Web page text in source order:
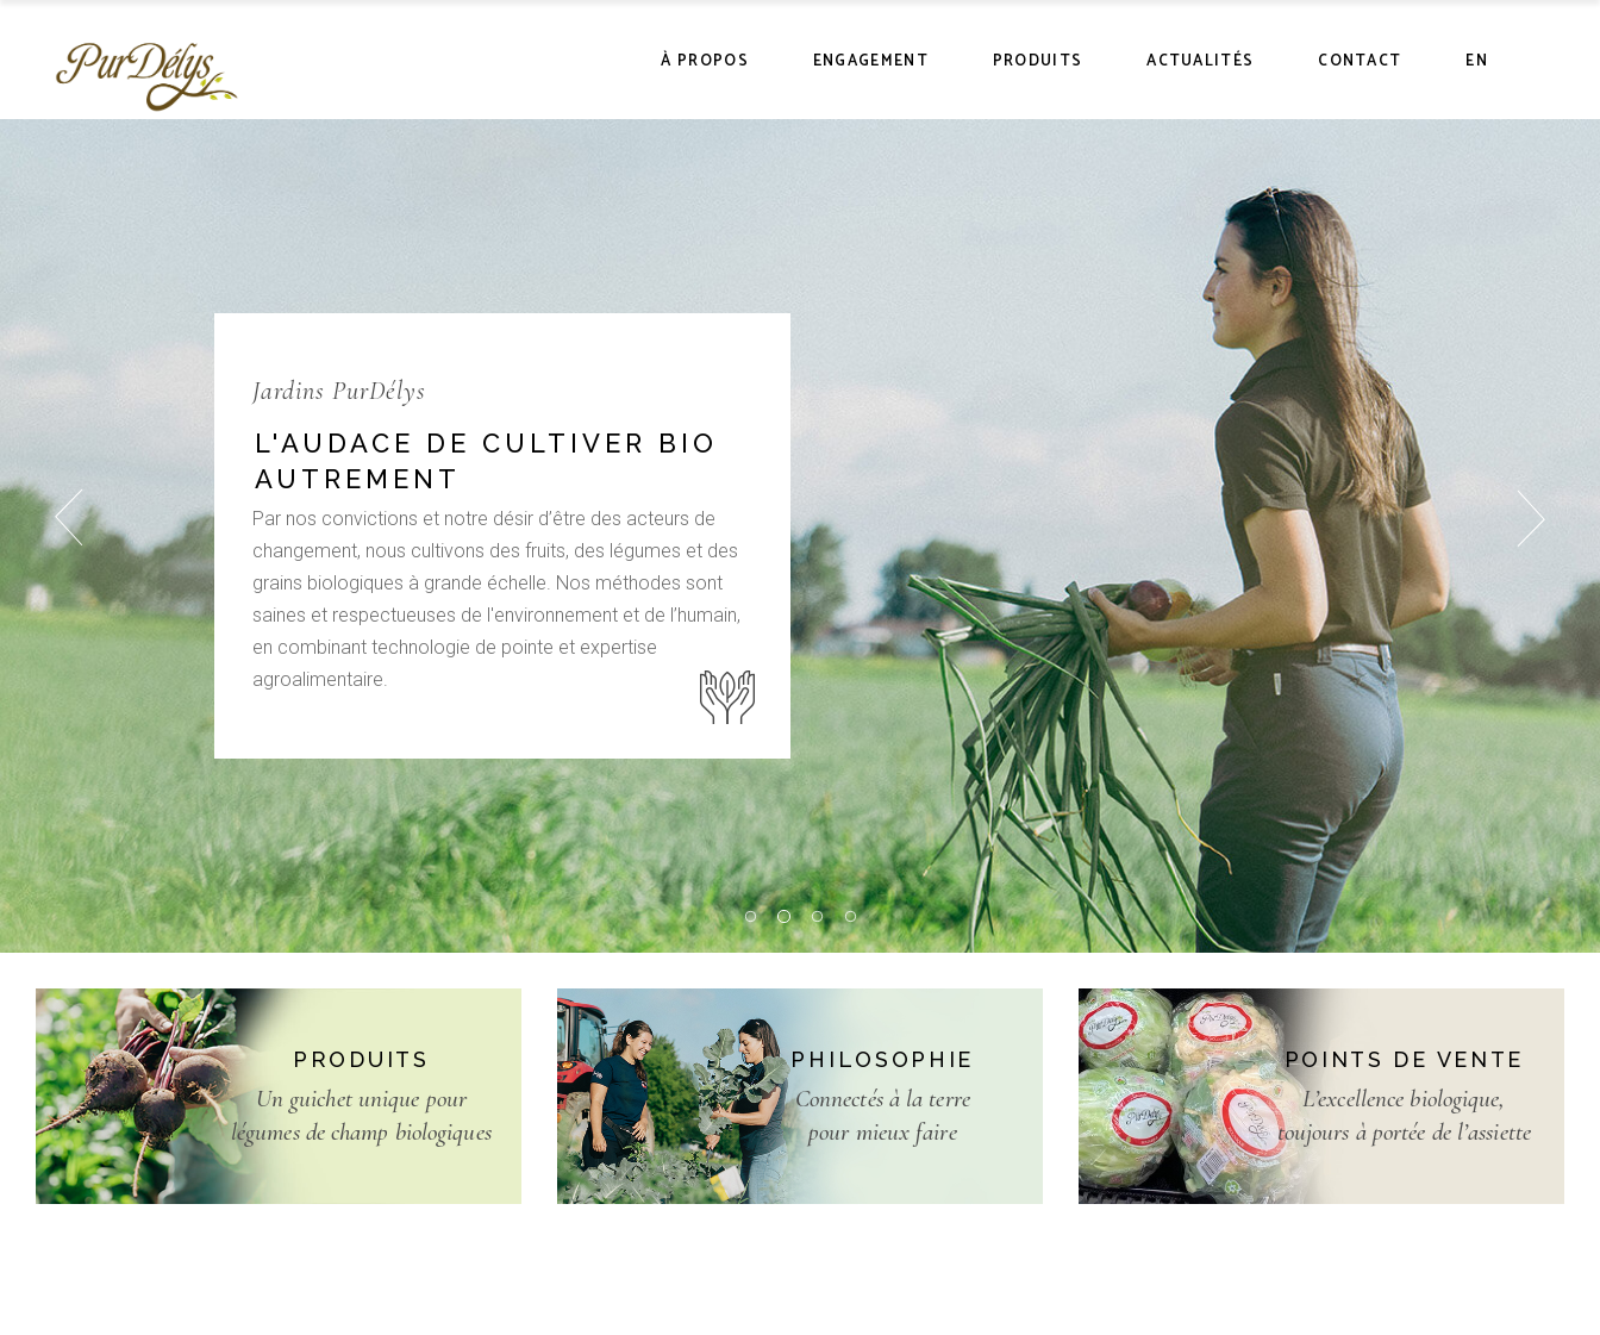
À PROPOS ENGAGEMENT PRODUITS ACTUALITÉS CONTACT EN
Histoire
Certifications
Nos produits
Jardins PurDélys
L'AUDACE DE CULTIVER BIO
AUTREMENT
Par nos convictions et notre désir d’être des acteurs de
changement, nous cultivons des fruits, des légumes et des
grains biologiques à grande échelle. Nos méthodes sont
saines et respectueuses de l'environnement et de l’humain,
en combinant technologie de pointe et expertise
agroalimentaire.
PRODUITS
Un guichet unique pour
légumes de champ biologiques
PHILOSOPHIE
Connectés à la terre
pour mieux faire
POINTS DE VENTE
L’excellence biologique,
toujours à portée de l’assiette